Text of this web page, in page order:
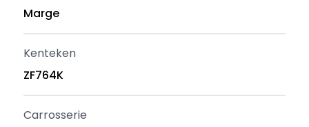
Marge
Kenteken
ZF764K
Carrosserie